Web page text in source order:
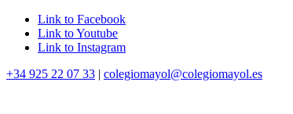
Link to Facebook
Link to Youtube
Link to Instagram
+34 925 22 07 33 | colegiomayol@colegiomayol.es